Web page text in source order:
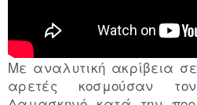
Με αναλυτική ακρίβεια
αρετές κοσμούσαν